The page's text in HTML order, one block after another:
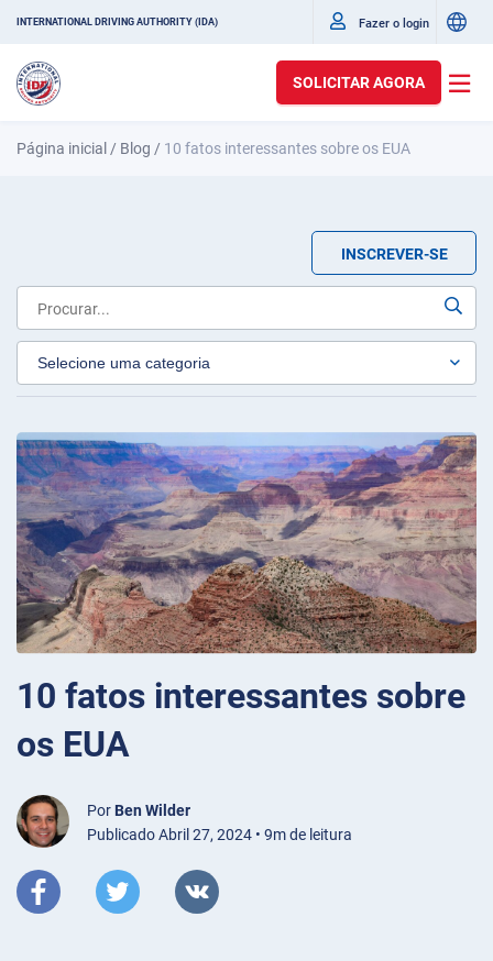
INTERNATIONAL DRIVING AUTHORITY (IDA) Fazer o login
SOLICITAR AGORA
Página inicial / Blog / 10 fatos interessantes sobre os EUA
INSCREVER-SE
10 fatos interessantes sobre
os EUA
Por Ben Wilder
Publicado Abril 27, 2024 • 9m de leitura